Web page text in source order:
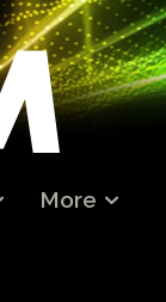
More